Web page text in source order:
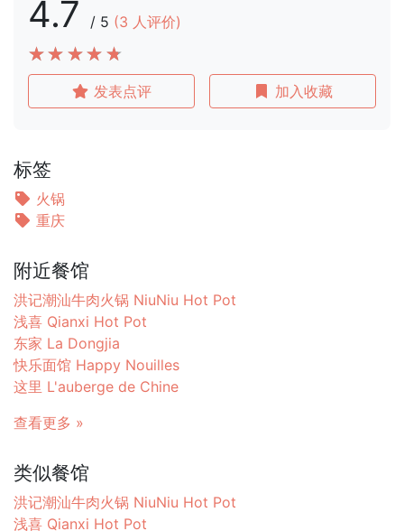
4.7 / 5 (3 人评价)
发表点评 加入收藏
标签
火锅
重庆
附近餐馆
洪记潮汕牛肉火锅 NiuNiu Hot Pot
浅喜 Qianxi Hot Pot
东家 La Dongjia
快乐面馆 Happy Nouilles
这里 L'auberge de Chine
查看更多 »
类似餐馆
洪记潮汕牛肉火锅 NiuNiu Hot Pot
浅喜 Qianxi Hot Pot